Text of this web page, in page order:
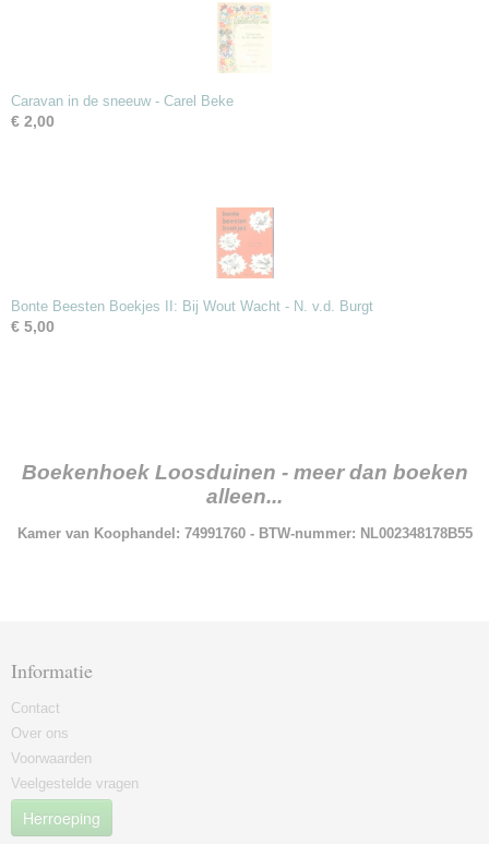
Caravan in de sneeuw - Carel Beke
€ 2,00
Bonte Beesten Boekjes II: Bij Wout Wacht - N. v.d. Burgt
€ 5,00
Boekenhoek Loosduinen - meer dan boeken
alleen...
Kamer van Koophandel: 74991760 - BTW-nummer: NL002348178B55
Informatie
Contact
Over ons
Voorwaarden
Veelgestelde vragen
Herroeping